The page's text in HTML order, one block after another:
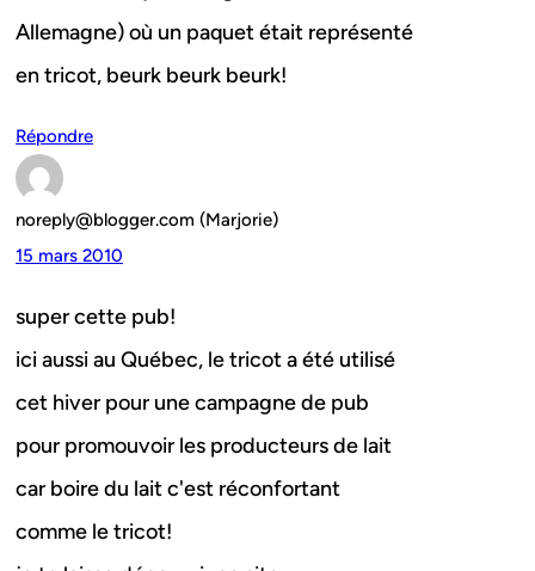
Allemagne) où un paquet était représenté
en tricot, beurk beurk beurk!
Répondre
noreply@blogger.com (Marjorie)
15 mars 2010
super cette pub!
ici aussi au Québec, le tricot a été utilisé
cet hiver pour une campagne de pub
pour promouvoir les producteurs de lait
car boire du lait c'est réconfortant
comme le tricot!